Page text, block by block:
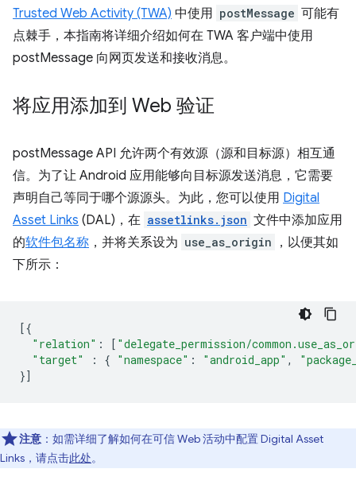
Trusted Web Activity (TWA) 中使用 postMessage 可能有
点棘手，本指南将详细介绍如何在 TWA 客户端中使用
postMessage 向网页发送和接收消息。
将应用添加到 Web 验证
postMessage API 允许两个有效源（源和目标源）相互通
信。为了让 Android 应用能够向目标源发送消息，它需要
声明自己等同于哪个源源头。为此，您可以使用 Digital
Asset Links (DAL)，在 assetlinks.json 文件中添加应用
的软件包名称 ，并将关系设为 use_as_origin
，以便其如
下所示：
[{
"relation" : [ "delegate_permission/
"target"
: { "namespace" : "android_app" ,
}]
注意 ：如需详细了解如何在可信 Web 活动中配置 Digital Asset
Links，请点击此处。